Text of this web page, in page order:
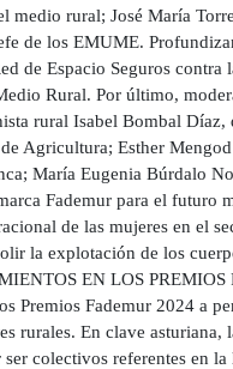
medio rural; José María
de los EMUME.
de Espacio Seguros
Rural. Por último,
rural Isabel Bombal
Agricultura; Esther
María Eugenia Búrdalo
Fademur para el futuro
de las mujeres en el
la explotación de los
EN LOS
Premios Fademur 2024 a
rurales. En clave
colectivos referentes en